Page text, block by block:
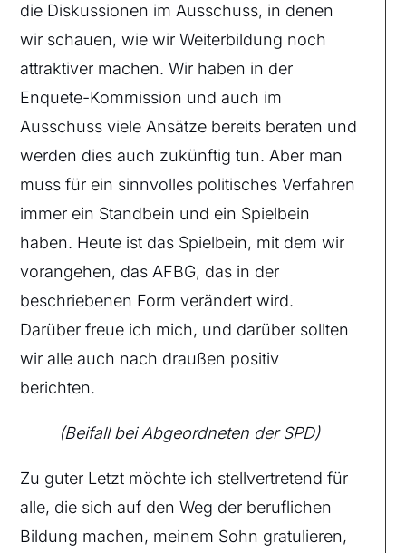
die Diskussionen im Ausschuss, in denen
wir schauen, wie wir Weiterbildung noch
attraktiver machen. Wir haben in der
Enquete-Kommission und auch im
Ausschuss viele Ansätze bereits beraten und
werden dies auch zukünftig tun. Aber man
muss für ein sinnvolles politisches Verfahren
immer ein Standbein und ein Spielbein
haben. Heute ist das Spielbein, mit dem wir
vorangehen, das AFBG, das in der
beschriebenen Form verändert wird.
Darüber freue ich mich, und darüber sollten
wir alle auch nach draußen positiv
berichten.
(Beifall bei Abgeordneten der SPD)
Zu guter Letzt möchte ich stellvertretend für
alle, die sich auf den Weg der beruflichen
Bildung machen, meinem Sohn gratulieren,